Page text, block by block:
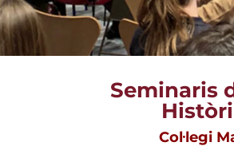
Seminaris
Col·legi